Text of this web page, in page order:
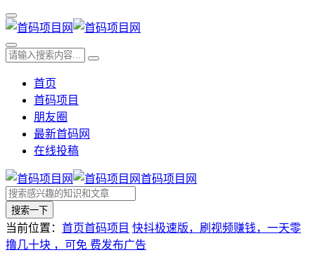
首页
首码项目
朋友圈
最新首码网
在线投稿
首码项目网
搜索一下
当前位置： 首页首码项目 快抖极速版，刷视频赚钱，一天零
撸几十块 ，可免 费发布广告